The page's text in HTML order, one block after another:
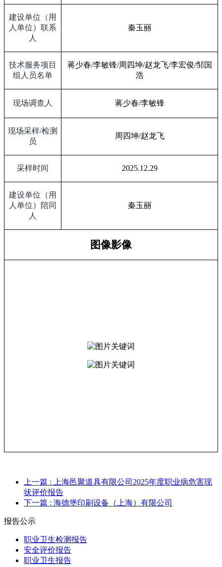
建设单位（用
人单位）联系
人
秦玉丽
技术服务项目
组人员名单
蒋少春/李敏锋/周四坤/赵龙飞/李宏俊/邹国
浩
现场调查人 蒋少春/李敏锋
现场采样/检测
员
周四坤/赵龙飞
采样时间 2025.12.29
建设单位（用
人单位）陪同
人
秦玉丽
图像影像
上一篇 : 上海邑聚道具有限公司2025年度职业病危害现
状评价报告
下一篇 : 海德堡印刷设备（上海）有限公司
报告公示
职业卫生检测报告
安全评价报告
职业卫生报告